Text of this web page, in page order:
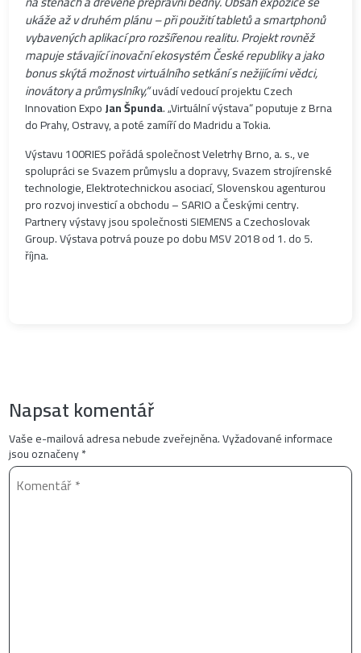
ukáže až v druhém plánu – při použití tabletů a smartphonů
vybavených aplikací pro rozšířenou realitu. Projekt rovněž
mapuje stávající inovační ekosystém České republiky a jako
bonus skýtá možnost virtuálního setkání s nežijícími vědci,
inovátory a průmyslníky,“uvádí vedoucí projektu Czech
Innovation ExpoJan Špunda. „Virtuální výstava“ poputuje z Brna
do Prahy, Ostravy, a poté zamíří do Madridu a Tokia.
Výstavu 100RIES pořádá společnost Veletrhy Brno, a. s., ve
spolupráci se Svazem průmyslu a dopravy, Svazem strojírenské
technologie, Elektrotechnickou asociací, Slovenskou agenturou
pro rozvoj investicí a obchodu – SARIO a Českými centry.
Partnery výstavy jsou společnosti SIEMENS a Czechoslovak
Group. Výstava potrvá pouze po dobu MSV 2018 od 1. do 5.
října.
Napsat komentář
Vaše e-mailová adresa nebude zveřejněna.Vyžadované informace
jsou označeny*